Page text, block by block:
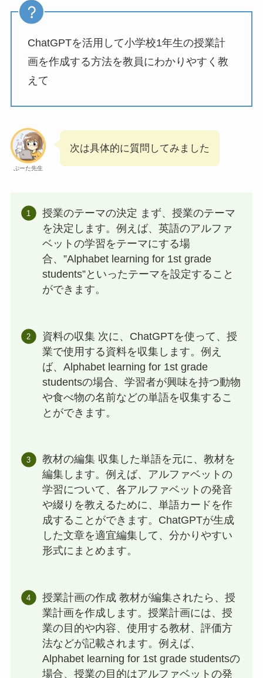
ChatGPTを活用して小学校1年生の授業計
画を作成する方法を教員にわかりやすく教
えて
ぷーた先生
次は具体的に質問してみました
授業のテーマの決定 まず、授業のテーマ
を決定します。例えば、英語のアルファ
ベットの学習をテーマにする場
合、”Alphabet learning for 1st grade
students”といったテーマを設定すること
ができます。
資料の収集 次に、ChatGPTを使って、授
業で使用する資料を収集します。例え
ば、Alphabet learning for 1st grade
studentsの場合、学習者が興味を持つ動物
や食べ物の名前などの単語を収集するこ
とができます。
教材の編集 収集した単語を元に、教材を
編集します。例えば、アルファベットの
学習について、各アルファベットの発音
や綴りを教えるために、単語カードを作
成することができます。ChatGPTが生成
した文章を適宜編集して、分かりやすい
形式にまとめます。
授業計画の作成 教材が編集されたら、授
業計画を作成します。授業計画には、授
業の目的や内容、使用する教材、評価方
法などが記載されます。例えば、
Alphabet learning for 1st grade studentsの
場合、授業の目的はアルファベットの発